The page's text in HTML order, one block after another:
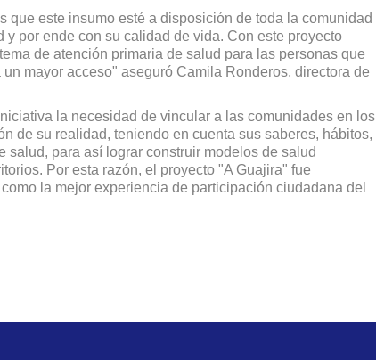
que este insumo esté a disposición de toda la comunidad
por ende con su calidad de vida. Con este proyecto
de atención primaria de salud para las personas que
mayor acceso" aseguró Camila Ronderos, directora de
la necesidad de vincular a las comunidades en los
de su realidad, teniendo en cuenta sus saberes, hábitos,
salud, para así lograr construir modelos de salud
Por esta razón, el proyecto "A Guajira" fue
la mejor experiencia de participación ciudadana del